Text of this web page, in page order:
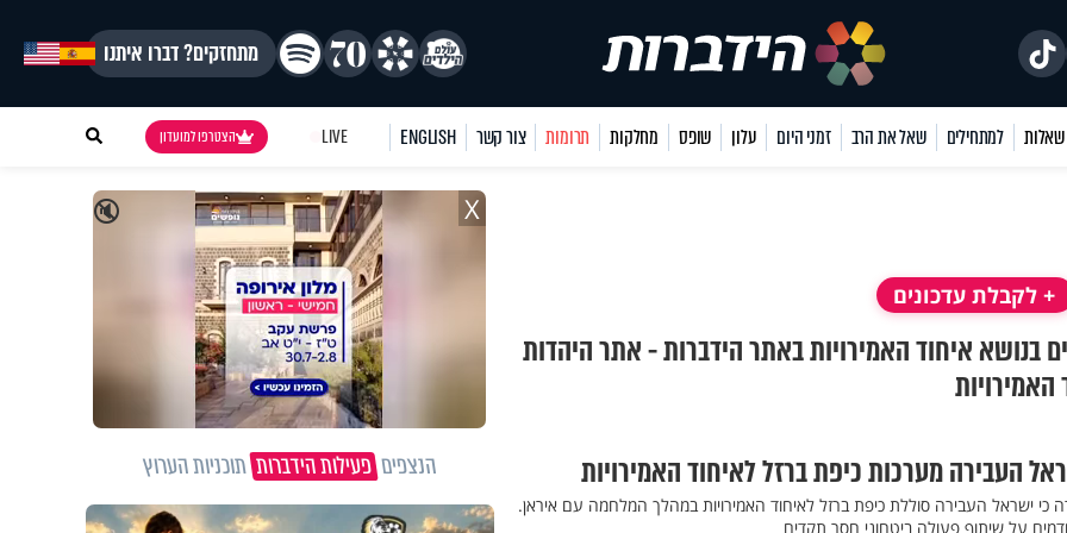
מתחזקים? דברו איתנו
למתחילים שאל את הרב זמני היום עלון שופס מחלקות תרומות צור קשר ENGLISH
LIVE הצטרפו למועדון
+ לקבלת עדכונים
בנושא איחוד האמירויות באתר הידברות - אתר היהדות
העבירה מערכות כיפת ברזל לאיחוד האמירויות
כי ישראל העבירה סוללת כיפת ברזל לאיחוד האמירויות במהלך המלחמה עם איראן.
על שיתוף פעולה ביטחוני חסר תקדים
🔇 X
הנצפיםפעילות הידברותתוכניות הערוץ